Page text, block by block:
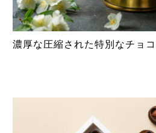
濃厚な圧縮された特別なチョ